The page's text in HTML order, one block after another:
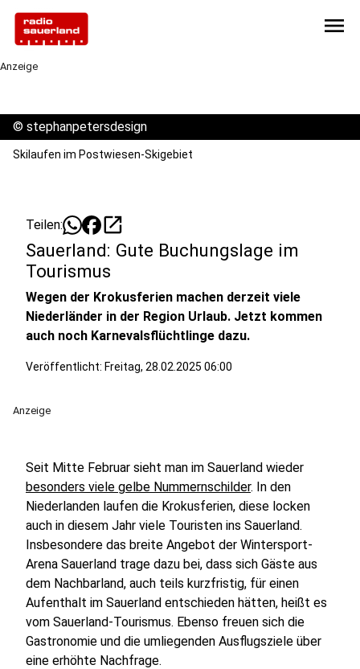
menu
Anzeige
© stephanpetersdesign
Skilaufen im Postwiesen-Skigebiet
Teilen: open_in_new
Sauerland: Gute Buchungslage im
Tourismus
Wegen der Krokusferien machen derzeit viele
Niederländer in der Region Urlaub. Jetzt kommen
auch noch Karnevalsflüchtlinge dazu.
Veröffentlicht: Freitag, 28.02.2025 06:00
Anzeige
Seit Mitte Februar sieht man im Sauerland wieder
besonders viele gelbe Nummernschilder. In den
Niederlanden laufen die Krokusferien, diese locken
auch in diesem Jahr viele Touristen ins Sauerland.
Insbesondere das breite Angebot der Wintersport-
Arena Sauerland trage dazu bei, dass sich Gäste aus
dem Nachbarland, auch teils kurzfristig, für einen
Aufenthalt im Sauerland entschieden hätten, heißt es
vom Sauerland-Tourismus. Ebenso freuen sich die
Gastronomie und die umliegenden Ausflugsziele über
eine erhöhte Nachfrage.